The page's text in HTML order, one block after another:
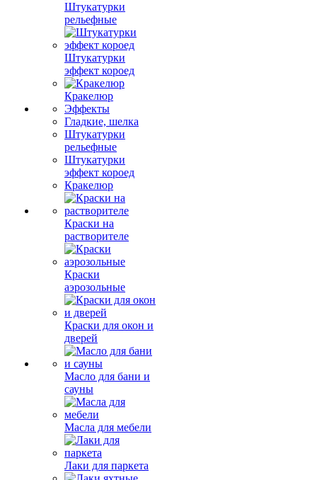
Штукатурки
рельефные
Штукатурки
эффект короед
Кракелюр
Эффекты
Гладкие, шелка
Штукатурки
рельефные
Штукатурки
эффект короед
Кракелюр
Краски на
растворителе
Краски
аэрозольные
Краски для окон и
дверей
Масло для бани и
сауны
Масла для мебели
Лаки для паркета